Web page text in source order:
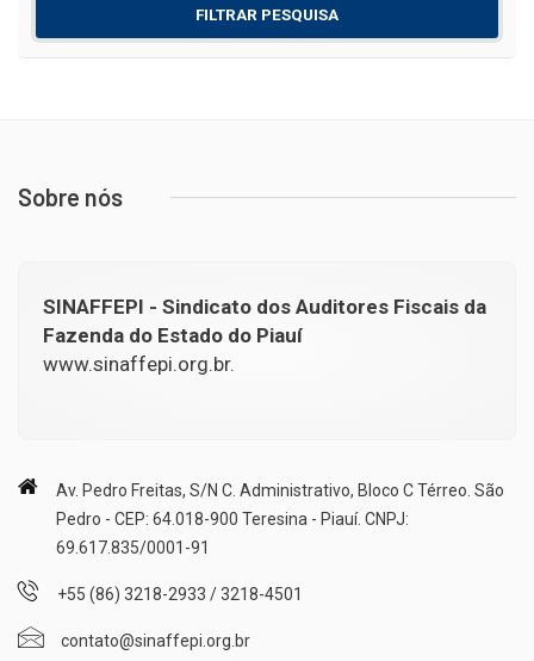
FILTRAR PESQUISA
Sobre nós
SINAFFEPI - Sindicato dos Auditores Fiscais da
Fazenda do Estado do Piauí
www.sinaffepi.org.br.
Av. Pedro Freitas, S/N C. Administrativo, Bloco C Térreo. São
Pedro - CEP: 64.018-900 Teresina - Piauí. CNPJ:
69.617.835/0001-91
+55 (86) 3218-2933 / 3218-4501
contato@sinaffepi.org.br